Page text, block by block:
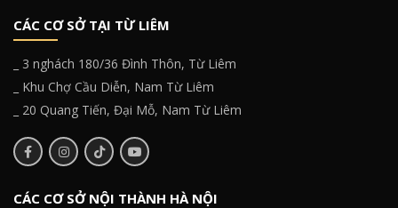
CÁC CƠ SỞ TẠI TỪ LIÊM
_ 3 nghách 180/36 Đình Thôn, Từ Liêm
_ Khu Chợ Cầu Diễn, Nam Từ Liêm
_ 20 Quang Tiến, Đại Mỗ, Nam Từ Liêm
CÁC CƠ SỞ NỘI THÀNH HÀ NỘI